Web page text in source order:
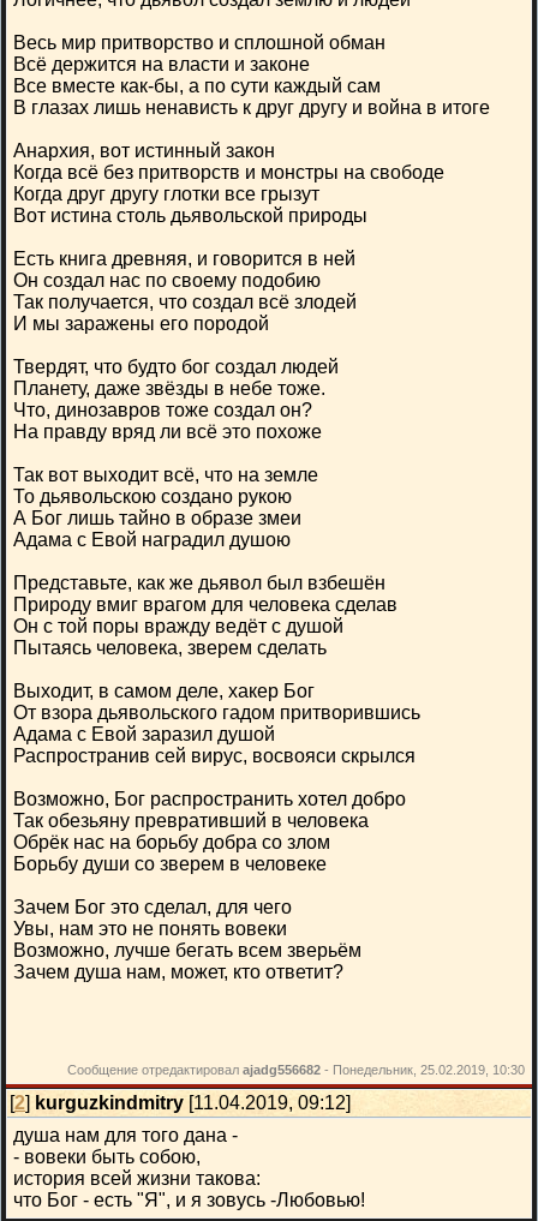
Весь мир притворство и сплошной обман
Всё держится на власти и законе
Все вместе как-бы, а по сути каждый сам
В глазах лишь ненависть к друг другу и война в итоге
Анархия, вот истинный закон
Когда всё без притворств и монстры на свободе
Когда друг другу глотки все грызут
Вот истина столь дьявольской природы
Есть книга древняя, и говорится в ней
Он создал нас по своему подобию
Так получается, что создал всё злодей
И мы заражены его породой
Твердят, что будто бог создал людей
Планету, даже звёзды в небе тоже.
Что, динозавров тоже создал он?
На правду вряд ли всё это похоже
Так вот выходит всё, что на земле
То дьявольскою создано рукою
А Бог лишь тайно в образе змеи
Адама с Евой наградил душою
Представьте, как же дьявол был взбешён
Природу вмиг врагом для человека сделав
Он с той поры вражду ведёт с душой
Пытаясь человека, зверем сделать
Выходит, в самом деле, хакер Бог
От взора дьявольского гадом притворившись
Адама с Евой заразил душой
Распространив сей вирус, восвояси скрылся
Возможно, Бог распространить хотел добро
Так обезьяну превративший в человека
Обрёк нас на борьбу добра со злом
Борьбу души со зверем в человеке
Зачем Бог это сделал, для чего
Увы, нам это не понять вовеки
Возможно, лучше бегать всем зверьём
Зачем душа нам, может, кто ответит?
Сообщение отредактировал ajadg556682 - Понедельник, 25.02.2019, 10:30
[2] kurguzkindmitry [11.04.2019, 09:12]
душа нам для того дана -
- вовеки быть собою,
история всей жизни такова:
что Бог - есть "Я", и я зовусь -Любовью!